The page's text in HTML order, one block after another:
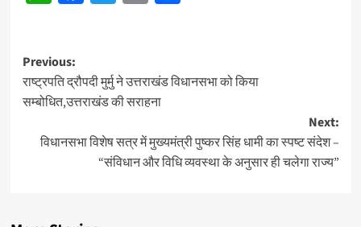
Post
navigation
Previous:
राष्ट्रपति द्रौपदी मुर्मु ने उत्तराखंड विधानसभा को किया
सम्बोधित,उत्तराखंड की सराहना
Next:
विधानसभा विशेष सत्र में मुख्यमंत्री पुष्कर सिंह धामी का स्पष्ट संदेश –
“संविधान और विधि व्यवस्था के अनुसार ही चलेगा राज्य”